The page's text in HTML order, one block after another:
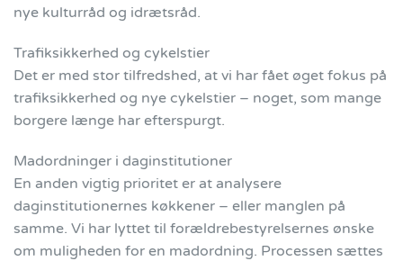
nye kulturråd og idrætsråd.
Trafiksikkerhed og cykelstier
Det er med stor tilfredshed, at vi har fået øget fokus på
trafiksikkerhed og nye cykelstier – noget, som mange
borgere længe har efterspurgt.
Madordninger i daginstitutioner
En anden vigtig prioritet er at analysere
daginstitutionernes køkkener – eller manglen på
samme. Vi har lyttet til forældrebestyrelsernes ønske
om muligheden for en madordning. Processen sættes